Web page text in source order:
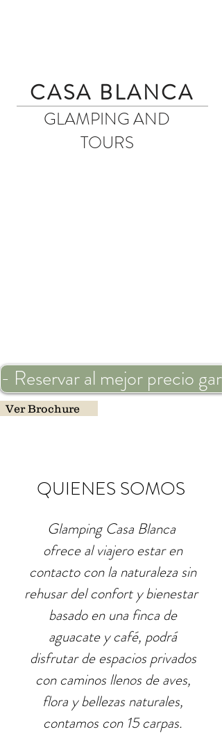
CASA BLANCA
GLAMPING AND
TOURS
- Reservar al mejor precio
Ver Brochure
QUIENES SOMOS
Glamping Casa Blanca
ofrece al viajero estar en
contacto con la naturaleza sin
rehusar del confort y bienestar
basado en una finca de
aguacate y café, podrá
disfrutar de espacios privados
con caminos llenos de aves,
flora y bellezas naturales,
contamos con 15 carpas.